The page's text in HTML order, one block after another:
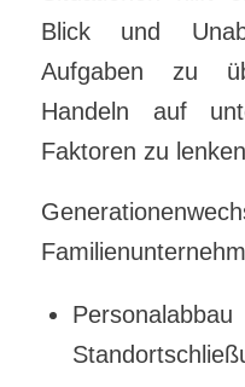
Blick und
Aufgaben zu
Handeln auf
Faktoren zu